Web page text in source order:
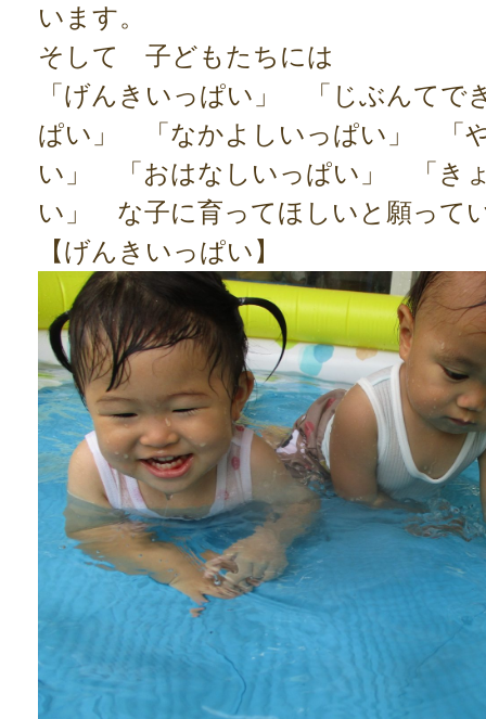
います。
そして 子どもたちには
「げんきいっぱい」 「じぶんてで
ぱい」 「なかよしいっぱい」 「
い」 「おはなしいっぱい」 「き
い」 な子に育ってほしいと願って
【げんきいっぱい】